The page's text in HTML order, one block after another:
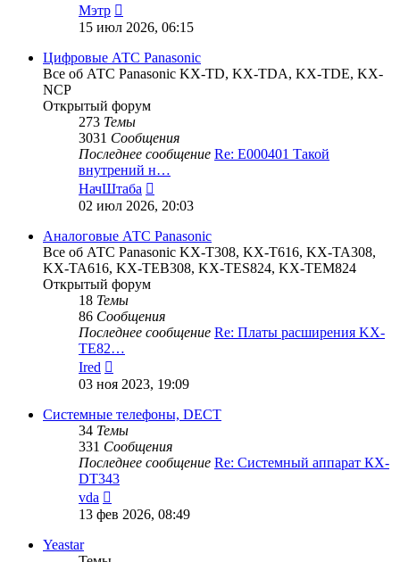
Мэтр
к
последнему
сообщению
15 июл 2026, 06:15
Цифровые АТС Panasonic
Все об АТС Panasonic KX-TD, KX-TDA, KX-TDE, KX-
NCP
Открытый форум
273 Темы
3031 Сообщения
Последнее сообщение Re: E000401 Такой
внутрений н…
НачШтаба
последнему
сообщению
02 июл 2026, 20:03
Аналоговые АТС Panasonic
Все об АТС Panasonic KX-T308, KX-T616, KX-TA308,
KX-TA616, KX-TEB308, KX-TES824, KX-TEM824
Открытый форум
18 Темы
86 Сообщения
Последнее сообщение Re: Платы расширения KX-
TE82…
Ired
к
последнему
сообщению
03 ноя 2023, 19:09
Системные телефоны, DECT
34 Темы
331 Сообщения
Последнее сообщение Re: Системный аппарат КХ-
DT343
vda
к
последнему
13 фев 2026, 08:49
Yeastar